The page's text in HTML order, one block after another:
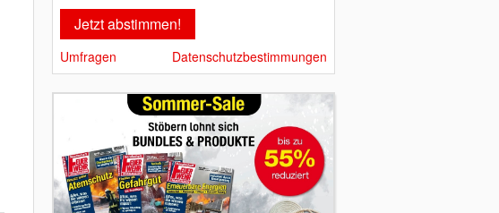
Umfragen Datenschutzbestimmungen